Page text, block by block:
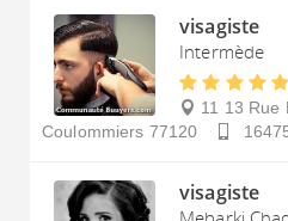
visagiste
Intermède
11 13 Rue
Coulommiers 77120
visagiste